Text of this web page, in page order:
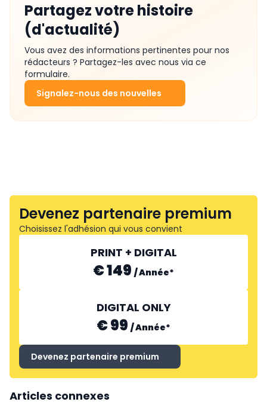
Partagez votre histoire
(d'actualité)
Vous avez des informations pertinentes pour nos
rédacteurs ? Partagez-les avec nous via ce
formulaire.
Signalez-nous des nouvelles
Devenez partenaire premium
Choisissez l'adhésion qui vous convient
PRINT + DIGITAL
€ 149 /Année*
DIGITAL ONLY
€ 99 /Année*
Devenez partenaire premium
Articles connexes